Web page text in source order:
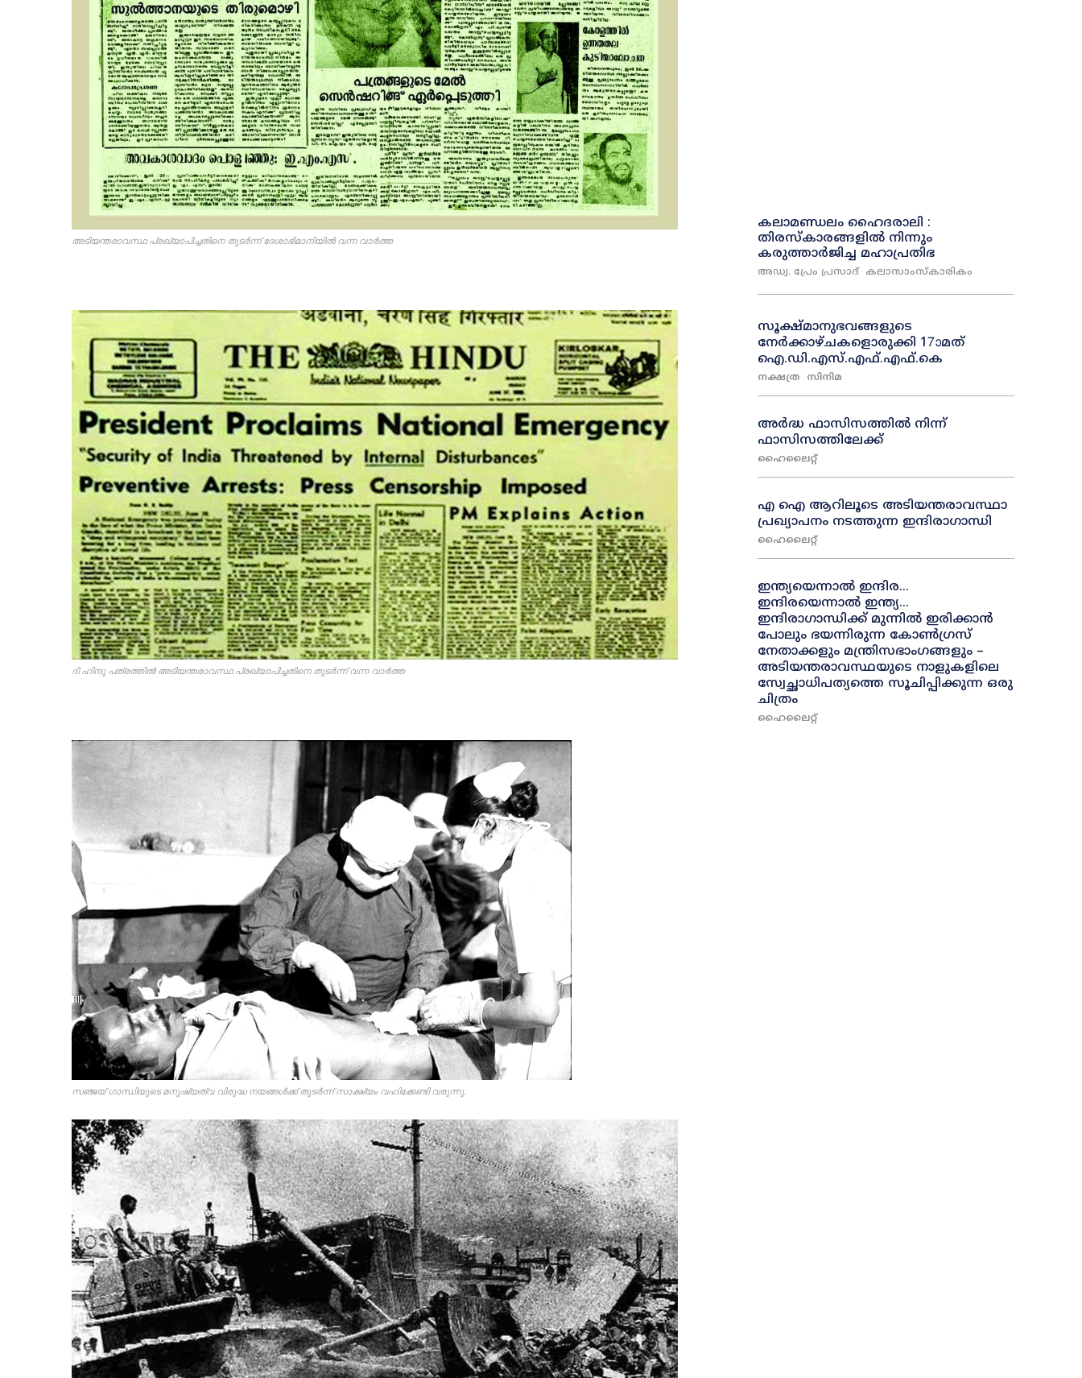
അടിയന്തരാവസ്ഥ പ്രഖ്യാപിച്ചതിനെ തുടർന്ന് ദേശാഭിമാനിയിൽ വന്ന വാർത്ത
ദി ഹിന്ദു പത്രത്തിൽ അടിയന്തരാവസ്ഥ പ്രഖ്യാപിച്ചതിനെ തുടർന്ന് വന്ന വാർത്ത
സഞ്ജയ്‌ ഗാന്ധിയുടെ മനുഷ്യത്വ വിരുദ്ധ നയങ്ങൾക്ക് തുടർന്ന് സാക്ഷ്യം വഹിക്കേണ്ടി വരുന്നു.
കലാമണ്ഡലം ഹൈദരാലി :
തിരസ്‌കാരങ്ങളില്‍ നിന്നും
കരുത്താര്‍ജിച്ച മഹാപ്രതിഭ
അഡ്വ. പ്രേം പ്രസാദ് കലാസാംസ്കാരികം
സൂക്ഷ്മാനുഭവങ്ങളുടെ
നേർക്കാഴ്ചകളൊരുക്കി 17ാമത്
ഐ.ഡി.എസ്.എഫ്.എഫ്.കെ
നക്ഷത്ര സിനിമ
അർദ്ധ ഫാസിസത്തിൽ നിന്ന്
ഫാസിസത്തിലേക്ക്
ഹൈലൈറ്റ്
എ ഐ ആറിലൂടെ അടിയന്തരാവസ്ഥാ
പ്രഖ്യാപനം നടത്തുന്ന ഇന്ദിരാഗാന്ധി
ഹൈലൈറ്റ്
ഇന്ത്യയെന്നാൽ ഇന്ദിര…
ഇന്ദിരയെന്നാൽ ഇന്ത്യ…
ഇന്ദിരാഗാന്ധിക്ക്‌ മുന്നിൽ ഇരിക്കാൻ
പോലും ഭയന്നിരുന്ന കോൺഗ്രസ്
നേതാക്കളും മന്ത്രിസഭാംഗങ്ങളും –
അടിയന്തരാവസ്ഥയുടെ നാളുകളിലെ
സ്വേച്ഛാധിപത്യത്തെ സൂചിപ്പിക്കുന്ന ഒരു
ചിത്രം
ഹൈലൈറ്റ്